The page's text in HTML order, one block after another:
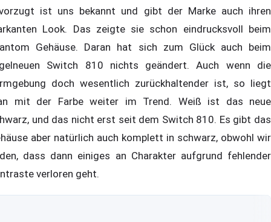
ist uns bekannt und gibt der Marke auch ihren
Look. Das zeigte sie schon eindrucksvoll beim
Gehäuse. Daran hat sich zum Glück auch beim
Switch 810 nichts geändert. Auch wenn die
doch wesentlich zurückhaltender ist, so liegt
mit der Farbe weiter im Trend. Weiß ist das neue
und das nicht erst seit dem Switch 810. Es gibt das
aber natürlich auch komplett in schwarz, obwohl wir
dass dann einiges an Charakter aufgrund fehlender
verloren geht.